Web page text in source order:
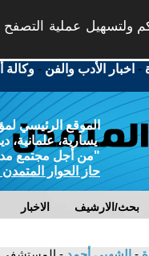
ولتسهيل عملية
- اخبار الأدب والفن -وكالة
الموقع الرئيسي
يسارية، علمانية،
"من أجل مجتمع
حاز الحوار
الاخبار بحث/الارشيف